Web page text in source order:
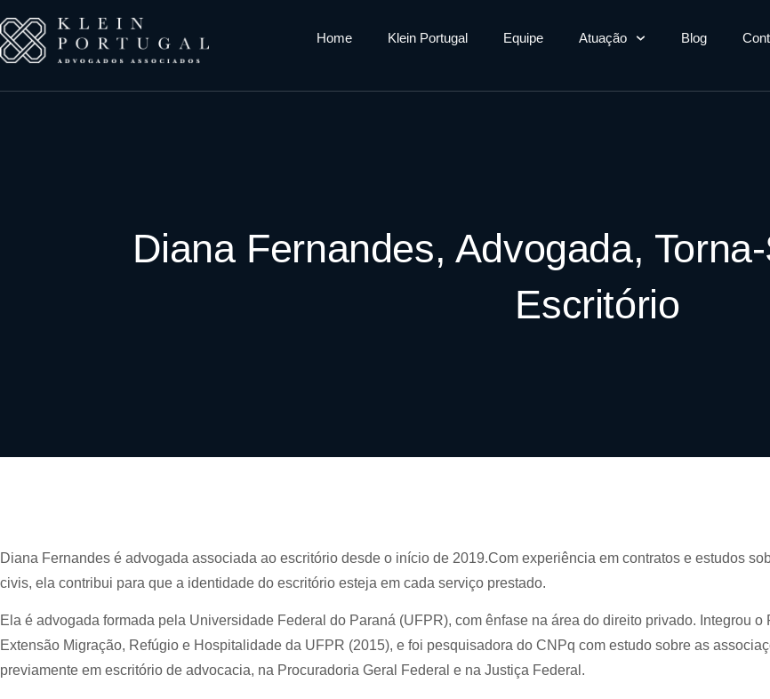
Home Klein Portugal Equipe Atuação Blog
Diana Fernandes, Advogada,
Escritório
Diana Fernandes é advogada associada ao escritório desde o início de 2019.Com experiência em contratos e estudos
civis, ela contribui para que a identidade do escritório esteja em cada serviço prestado.
Ela é advogada formada pela Universidade Federal do Paraná (UFPR), com ênfase na área do direito privado. Integrou o
Extensão Migração, Refúgio e Hospitalidade da UFPR (2015), e foi pesquisadora do CNPq com estudo sobre as
previamente em escritório de advocacia, na Procuradoria Geral Federal e na Justiça Federal.